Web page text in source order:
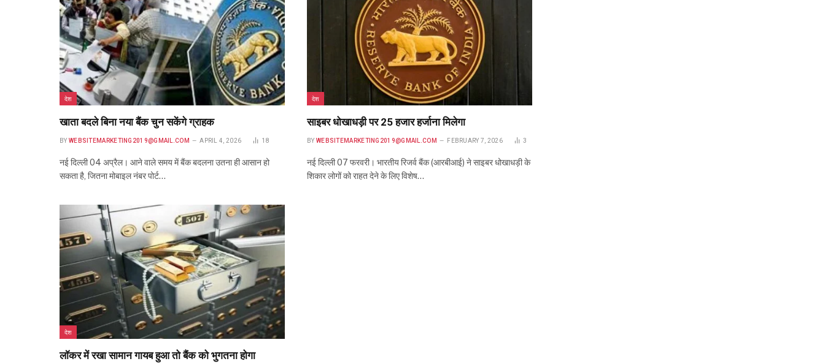
देश
खाता बदले बिना नया बैंक चुन सकेंगे ग्राहक
BY WEBSITEMARKETING2019@GMAIL.COM APRIL 4, 2026 18
नई दिल्ली 04 अप्रैल। आने वाले समय में बैंक बदलना उतना ही आसान हो
सकता है, जितना मोबाइल नंबर पोर्ट…
देश
साइबर धोखाधड़ी पर 25 हजार हर्जाना मिलेगा
BY WEBSITEMARKETING2019@GMAIL.COM FEBRUARY 7, 2026 3
नई दिल्ली 07 फरवरी। भारतीय रिजर्व बैंक (आरबीआई) ने साइबर धोखाधड़ी के
शिकार लोगों को राहत देने के लिए विशेष…
देश
लॉकर में रखा सामान गायब हुआ तो बैंक को भुगतना होगा